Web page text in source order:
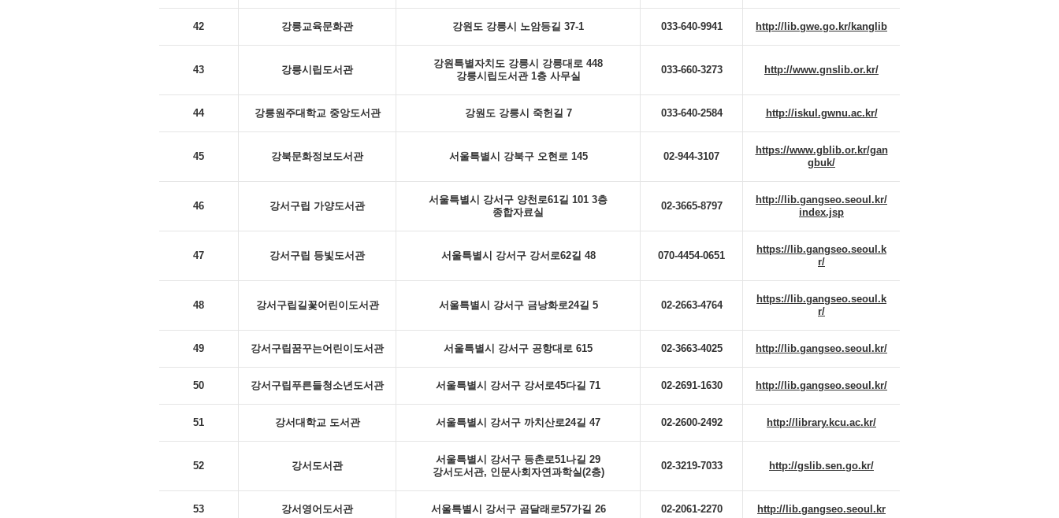
42 강릉교육문화관 강원도 강릉시 노암등길 37-1 033-640-9941 http://lib.gwe.go.kr/kanglib
43 강릉시립도서관
강원특별자치도 강릉시 강릉대로 448
강릉시립도서관 1층 사무실
033-660-3273 http://www.gnslib.or.kr/
44 강릉원주대학교 중앙도서관 강원도 강릉시 죽헌길 7 033-640-2584 http://iskul.gwnu.ac.kr/
45 강북문화정보도서관 서울특별시 강북구 오현로 145 02-944-3107
https://www.gblib.or.kr/gan
gbuk/
46 강서구립 가양도서관
서울특별시 강서구 양천로61길 101 3층
종합자료실
02-3665-8797
http://lib.gangseo.seoul.kr/
index.jsp
47 강서구립 등빛도서관 서울특별시 강서구 강서로62길 48 070-4454-0651
https://lib.gangseo.seoul.k
r/
48 강서구립길꽃어린이도서관 서울특별시 강서구 금낭화로24길 5 02-2663-4764
https://lib.gangseo.seoul.k
r/
49 강서구립꿈꾸는어린이도서관 서울특별시 강서구 공항대로 615 02-3663-4025 http://lib.gangseo.seoul.kr/
50 강서구립푸른들청소년도서관 서울특별시 강서구 강서로45다길 71 02-2691-1630 http://lib.gangseo.seoul.kr/
51 강서대학교 도서관 서울특별시 강서구 까치산로24길 47 02-2600-2492 http://library.kcu.ac.kr/
52 강서도서관
서울특별시 강서구 등촌로51나길 29
강서도서관, 인문사회자연과학실(2층)
02-3219-7033 http://gslib.sen.go.kr/
53 강서영어도서관 서울특별시 강서구 곰달래로57가길 26 02-2061-2270 http://lib.gangseo.seoul.kr